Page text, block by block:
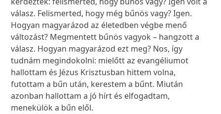
válasz. Felismerted, hogy még bűnös vagy? Igen.
Hogyan magyarázod az életedben végbe menő
változást? Megmentett bűnös vagyok – hangzott a
válasz. Hogyan magyarázod ezt meg? Nos, így
tudnám megindokolni: mielőtt az evangéliumot
hallottam és Jézus Krisztusban hittem volna,
futottam a bűn után, kerestem a bűnt. Miután
azonban hallottam a jó hírt és elfogadtam,
menekülök a bűn elől.